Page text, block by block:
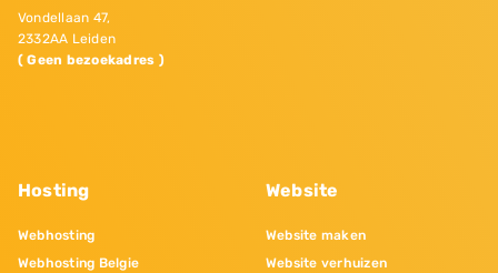
Vondellaan 47,
2332AA Leiden
( Geen bezoekadres )
Hosting
Webhosting
Webhosting Belgie
Website
Website maken
Website verhuizen